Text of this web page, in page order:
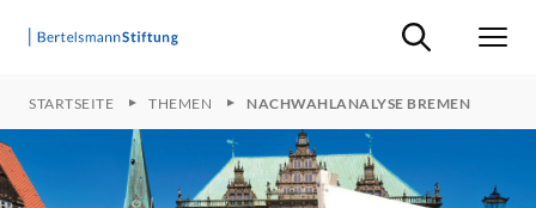
Suche ein-/
STARTSEITE THEMEN NACHWAHLANALYSE BREMEN